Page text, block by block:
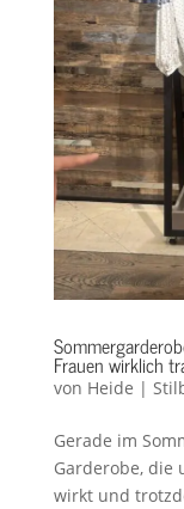
Frauen wirklich
von Heide |
Gerade im
Garderobe,
wirkt und